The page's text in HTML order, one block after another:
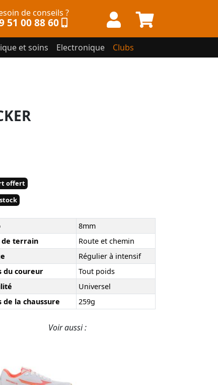
de conseils ?
51 00 88 60
et soins Electronique Clubs
offert
8mm
de terrain
Route et chemin
Régulier à intensif
du coureur
Tout poids
Universel
de la chaussure
259g
Voir aussi :